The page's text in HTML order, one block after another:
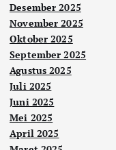
Desember 2025
November 2025
Oktober 2025
September 2025
Agustus 2025
Juli 2025
Juni 2025
Mei 2025
April 2025